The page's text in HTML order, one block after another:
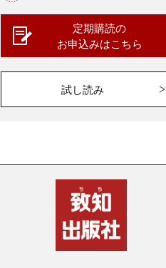
定期購読の
お申込みはこちら
試し読み